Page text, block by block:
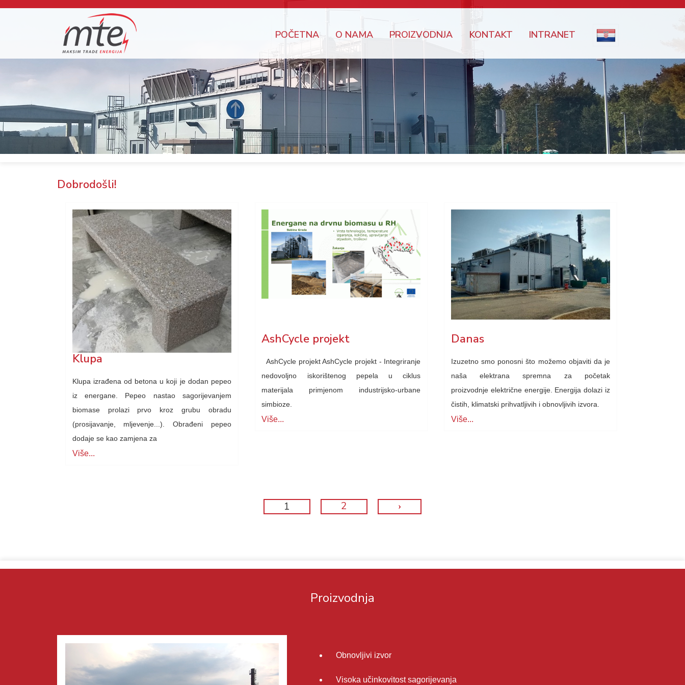
POČETNA O NAMA PROIZVODNJA KONTAKT INTRANET
Dobrodošli!
Klupa
Klupa izrađena od betona u koji je dodan pepeo
iz energane. Pepeo nastao sagorijevanjem
biomase prolazi prvo kroz grubu obradu
(prosijavanje, mljevenje...). Obrađeni pepeo
dodaje se kao zamjena za
Više...
AshCycle projekt
AshCycle projekt AshCycle projekt - Integriranje
nedovoljno iskorištenog pepela u ciklus
materijala primjenom industrijsko-urbane
simbioze.
Više...
Danas
Izuzetno smo ponosni što možemo objaviti da je
naša elektrana spremna za početak
proizvodnje električne energije. Energija dolazi iz
čistih, klimatski prihvatljivih i obnovljivih izvora.
Više...
1 2 ›
Proizvodnja
Obnovljivi izvor
Visoka učinkovitost sagorijevanja